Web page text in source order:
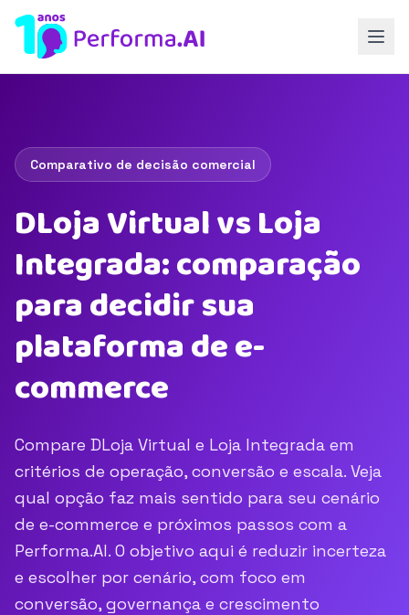
Comparativo de decisão comercial
DLoja Virtual vs Loja
Integrada: comparação
para decidir sua
plataforma de e-
commerce
Compare DLoja Virtual e Loja Integrada em
critérios de operação, conversão e escala. Veja
qual opção faz mais sentido para seu cenário
de e-commerce e próximos passos com a
Performa.AI. O objetivo aqui é reduzir incerteza
e escolher por cenário, com foco em
conversão, governança e crescimento